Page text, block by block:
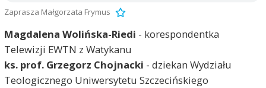
Zaprasza Małgorzata Frymus
Magdalena Wolińska-Riedi - korespondentka
Telewizji EWTN z Watykanu
ks. prof. Grzegorz Chojnacki - dziekan Wydziału
Teologicznego Uniwersytetu Szczecińskiego